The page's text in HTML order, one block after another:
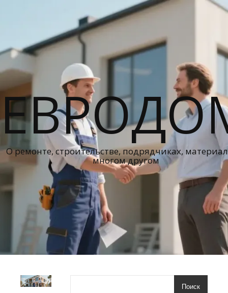
О ремонте, строительстве, подрядчиках,
многом другом
Поиск